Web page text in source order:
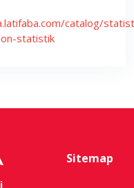
catalog/
statistik
Sitemap